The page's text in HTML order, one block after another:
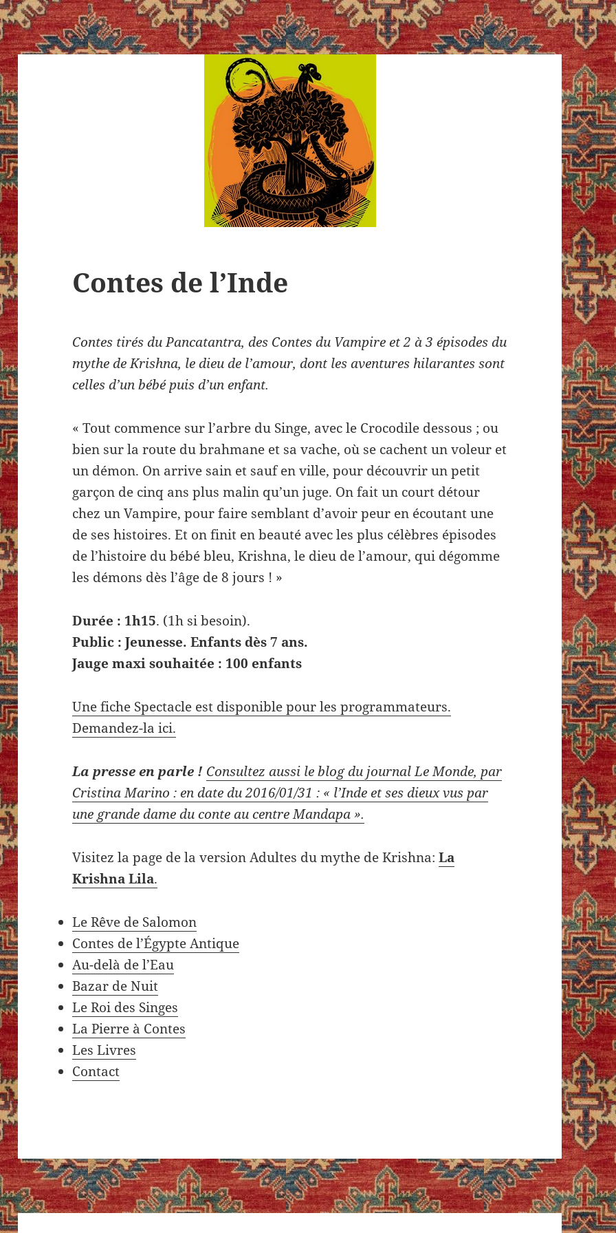
Contes de l’Inde
Contes tirés du Pancatantra, des Contes du Vampire et 2 à 3 épisodes du
mythe de Krishna, le dieu de l’amour, dont les aventures hilarantes sont
celles d’un bébé puis d’un enfant.
« Tout commence sur l’arbre du Singe, avec le Crocodile dessous ; ou
bien sur la route du brahmane et sa vache, où se cachent un voleur et
un démon. On arrive sain et sauf en ville, pour découvrir un petit
garçon de cinq ans plus malin qu’un juge. On fait un court détour
chez un Vampire, pour faire semblant d’avoir peur en écoutant une
de ses histoires. Et on finit en beauté avec les plus célèbres épisodes
de l’histoire du bébé bleu, Krishna, le dieu de l’amour, qui dégomme
les démons dès l’âge de 8 jours ! »
Durée : 1h15. (1h si besoin).
Public : Jeunesse. Enfants dès 7 ans.
Jauge maxi souhaitée : 100 enfants
Une fiche Spectacle est disponible pour les programmateurs.
Demandez-la ici.
La presse en parle ! Consultez aussi le blog du journal Le Monde, par
Cristina Marino : en date du 2016/01/31 : « l’Inde et ses dieux vus par
une grande dame du conte au centre Mandapa ».
Visitez la page de la version Adultes du mythe de Krishna:La
Krishna Lila.
Le Rêve de Salomon
Contes de l’Égypte Antique
Au-delà de l’Eau
Bazar de Nuit
Le Roi des Singes
La Pierre à Contes
Les Livres
Contact